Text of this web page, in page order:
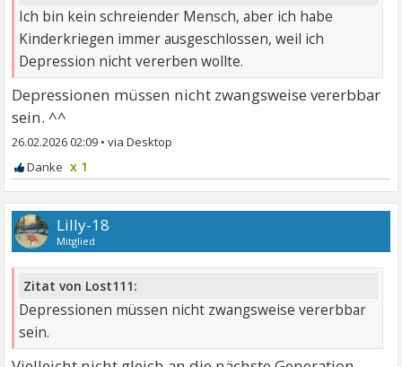
Ich bin kein schreiender Mensch, aber ich habe
Kinderkriegen immer ausgeschlossen, weil ich
Depression nicht vererben wollte.
Depressionen müssen nicht zwangsweise vererbbar
sein. ^^
26.02.2026 02:09 •
x 1
Lilly-18
Mitglied
Zitat von Lost111:
Depressionen müssen nicht zwangsweise vererbbar
sein.